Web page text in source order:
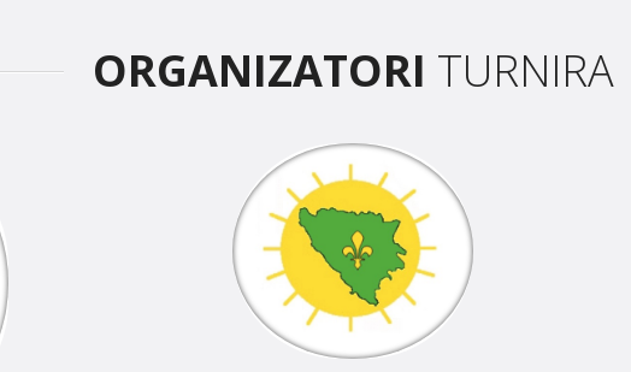
ORGANIZATORI TURNIRA